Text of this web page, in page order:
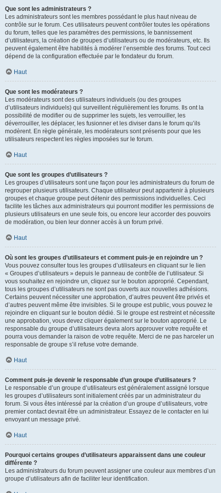
Que sont les administrateurs ?
Les administrateurs sont les membres possédant le plus haut niveau de
contrôle sur le forum. Ces utilisateurs peuvent contrôler toutes les opérations
du forum, telles que les paramètres des permissions, le bannissement
d’utilisateurs, la création de groupes d’utilisateurs ou de modérateurs, etc. Ils
peuvent également être habilités à modérer l’ensemble des forums. Tout ceci
dépend de la configuration effectuée par le fondateur du forum.
Haut
Que sont les modérateurs ?
Les modérateurs sont des utilisateurs individuels (ou des groupes
d’utilisateurs individuels) qui surveillent régulièrement les forums. Ils ont la
possibilité de modifier ou de supprimer les sujets, les verrouiller, les
déverrouiller, les déplacer, les fusionner et les diviser dans le forum qu’ils
modèrent. En règle générale, les modérateurs sont présents pour que les
utilisateurs respectent les règles imposées sur le forum.
Haut
Que sont les groupes d’utilisateurs ?
Les groupes d’utilisateurs sont une façon pour les administrateurs du forum de
regrouper plusieurs utilisateurs. Chaque utilisateur peut appartenir à plusieurs
groupes et chaque groupe peut détenir des permissions individuelles. Ceci
facilite les tâches aux administrateurs qui pourront modifier les permissions de
plusieurs utilisateurs en une seule fois, ou encore leur accorder des pouvoirs
de modération, ou bien leur donner accès à un forum privé.
Haut
Où sont les groupes d’utilisateurs et comment puis-je en rejoindre un ?
Vous pouvez consulter tous les groupes d’utilisateurs en cliquant sur le lien
« Groupes d’utilisateurs » depuis le panneau de contrôle de l’utilisateur. Si
vous souhaitez en rejoindre un, cliquez sur le bouton approprié. Cependant,
tous les groupes d’utilisateurs ne sont pas ouverts aux nouvelles adhésions.
Certains peuvent nécessiter une approbation, d’autres peuvent être privés et
d’autres peuvent même être invisibles. Si le groupe est public, vous pouvez le
rejoindre en cliquant sur le bouton dédié. Si le groupe est restreint et nécessite
une approbation, vous devez cliquer également sur le bouton approprié. Le
responsable du groupe d’utilisateurs devra alors approuver votre requête et
pourra vous demander la raison de votre requête. Merci de ne pas harceler un
responsable de groupe s’il refuse votre demande.
Haut
Comment puis-je devenir le responsable d’un groupe d’utilisateurs ?
Le responsable d’un groupe d’utilisateurs est généralement assigné lorsque
les groupes d’utilisateurs sont initialement créés par un administrateur du
forum. Si vous êtes intéressé par la création d’un groupe d’utilisateurs, votre
premier contact devrait être un administrateur. Essayez de le contacter en lui
envoyant un message privé.
Haut
Pourquoi certains groupes d’utilisateurs apparaissent dans une couleur
différente ?
Les administrateurs du forum peuvent assigner une couleur aux membres d’un
groupe d’utilisateurs afin de faciliter leur identification.